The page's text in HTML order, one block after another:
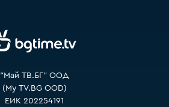
"Май ТВ.БГ" ООД
(My TV.BG OOD)
ЕИК 202254191